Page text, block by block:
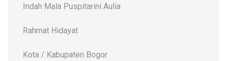
Indah Mala Puspitarini Aulia
Rahmat Hidayat
Kota / Kabupaten Bogor